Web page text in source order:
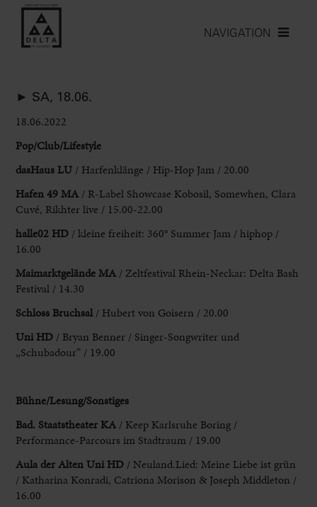
NAVIGATION
► SA, 18.06.
18.06.2022
Pop/Club/Lifestyle
dasHaus LU / Harfenklänge / Hip-Hop Jam / 20.00
Hafen 49 MA / R-Label Showcase Kobosil, Somewhen, Clara
Cuvé, Rikhter live / 15.00-22.00
halle02 HD / kleine freiheit: 360° Summer Jam / hiphop /
16.00
MaimarktgeländeMA / Zeltfestival Rhein-Neckar: Delta Bash
Festival / 14.30
Schloss Bruchsal/ Hubert von Goisern / 20.00
Uni HD / Bryan Benner / Singer-Songwriter und
„Schubadour“ / 19.00
Bühne/Lesung/Sonstiges
Bad. Staatstheater KA / Keep Karlsruhe Boring /
Performance-Parcours im Stadtraum / 19.00
Aula derAlten Uni HD / Neuland.Lied: Meine Liebe ist grün
/ Katharina Konradi, Catriona Morison & Joseph Middleton /
16.00